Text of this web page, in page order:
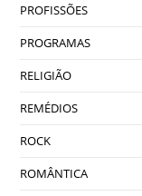
PROFISSÕES
PROGRAMAS
RELIGIÃO
REMÉDIOS
ROCK
ROMÂNTICA